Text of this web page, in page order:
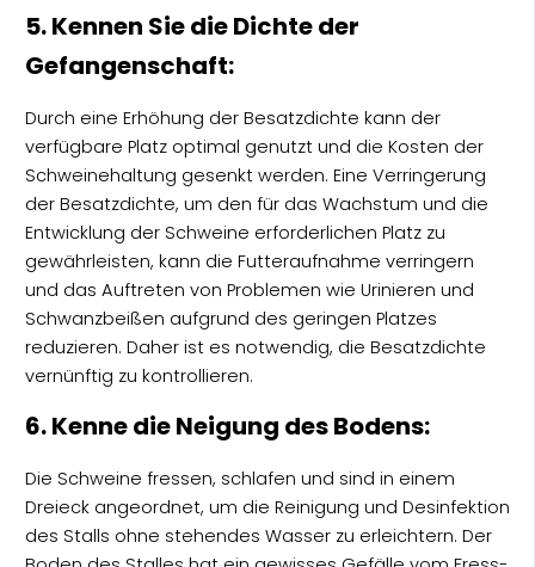
5. Kennen Sie die Dichte der
Gefangenschaft:
Durch eine Erhöhung der Besatzdichte kann der
verfügbare Platz optimal genutzt und die Kosten der
Schweinehaltung gesenkt werden. Eine Verringerung
der Besatzdichte, um den für das Wachstum und die
Entwicklung der Schweine erforderlichen Platz zu
gewährleisten, kann die Futteraufnahme verringern
und das Auftreten von Problemen wie Urinieren und
Schwanzbeißen aufgrund des geringen Platzes
reduzieren. Daher ist es notwendig, die Besatzdichte
vernünftig zu kontrollieren.
6. Kenne die Neigung des Bodens:
Die Schweine fressen, schlafen und sind in einem
Dreieck angeordnet, um die Reinigung und Desinfektion
des Stalls ohne stehendes Wasser zu erleichtern. Der